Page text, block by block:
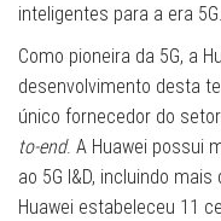
inteligentes para a era 5G.
Como pioneira da 5G, a
desenvolvimento desta
único fornecedor do
to-end. A Huawei possui
ao 5G I&D, incluindo
Huawei estabeleceu 11